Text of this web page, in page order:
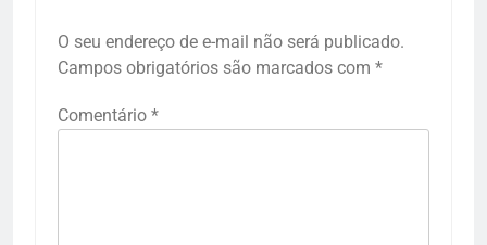
O seu endereço de e-mail não será publicado.
Campos obrigatórios são marcados com *
Comentário *